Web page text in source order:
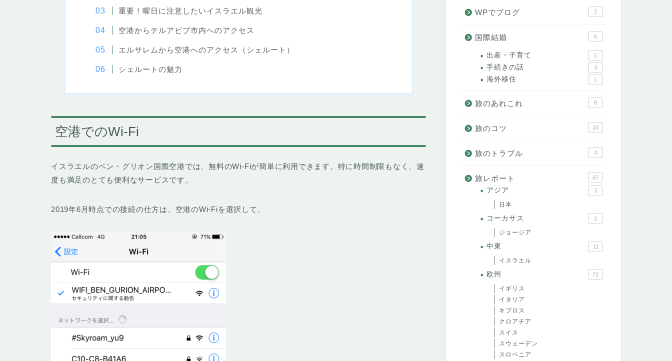
重要！曜日に注意したいイスラエル観光
空港からテルアビブ市内へのアクセス
エルサレムから空港へのアクセス（シェルート）
シェルートの魅力
空港でのWi-Fi
イスラエルのベン・グリオン国際空港では、無料のWi-Fiが簡単に利用 できます。特に時間制限もなく、速
度も満足のとても便利なサービスです。
2019年6月時点での接続の仕方は、空港のWi-Fiを選択して、
WPでブログ 2
国際結婚 6
出産・子育て 1
手続きの話 4
海外移住 1
旅のあれこれ 8
旅のコツ 24
旅のトラブル 4
旅レポート 87
アジア 3
日本
コーカサス 2
ジョージア
中東 11
イスラエル
欧州 72
イギリス
イタリア
キプロス
クロアチア
スイス
スウェーデン
スロベニア